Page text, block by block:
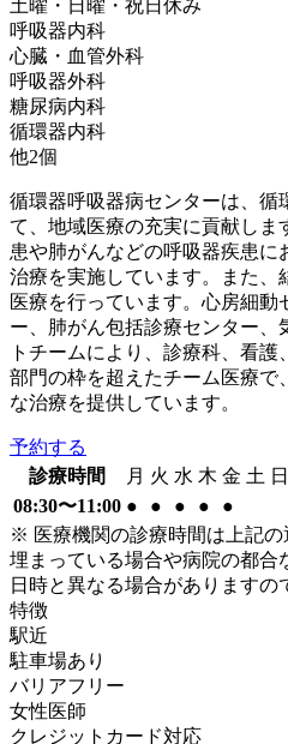
土曜・日曜・祝日 休み
呼吸器内科
心臓・血管外科
呼吸器外科
糖尿病内科
循環器内科
他2個
循環器呼吸器病センターは、循
て、地域医療の充実に貢献しま
患や肺がんなどの呼吸器疾患
治療を実施しています。また、
医療を行っています。心房細動
ー、肺がん包括診療センター、
トチームにより、診療科、看
部門の枠を超えたチーム医療で
な治療を提供しています。
予約する
診療時間
月 火 水 木 金 土 日
08:30〜11:00 ● ● ● ●
●
※ 医療機関の診療時間は上記
埋まっている場合や病院の都合
日時と異なる場合がありますの
特徴
駅近
駐車場あり
バリアフリー
女性医師
クレジットカード対応